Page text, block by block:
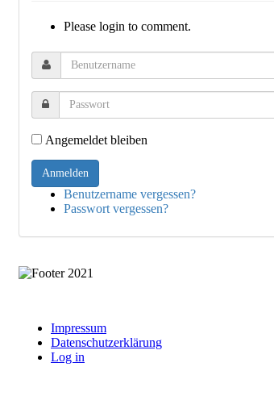
Please login to comment.
Angemeldet bleiben
Benutzername vergessen?
Passwort vergessen?
Impressum
Datenschutzerklärung
Log in